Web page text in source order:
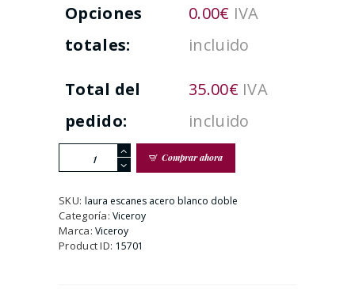
Opciones
totales:
0.00€ IVA
incluido
Total del
pedido:
35.00€IVA
incluido
Laura
Escanes
Viceroy
cantidad
Comprar ahora
SKU: laura escanes acero blanco doble
Categoría:Viceroy
Marca:Viceroy
Product ID: 15701